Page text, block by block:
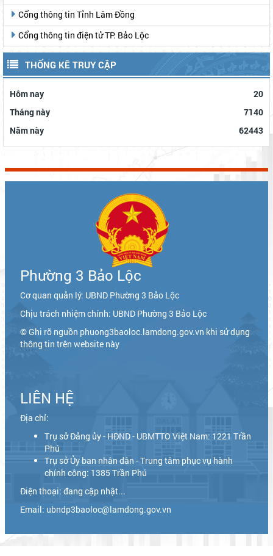
Cổng thông tin Tỉnh Lâm Đồng
Cổng thông tin điện tử TP. Bảo Lộc
THỐNG KÊ TRUY CẬP
Hôm nay
20
Tháng này
7140
Năm này
62443
Phường 3 Bảo Lộc
Cơ quan quản lý: UBND Phường 3 Bảo Lộc
Chịu trách nhiệm chính: UBND Phường 3 Bảo Lộc
© Ghi rõ nguồn phuong3baoloc.lamdong.gov.vn khi sử dụng
thông tin trên website này
LIÊN HỆ
Địa chỉ:
Trụ sở Đảng ủy - HĐND - UBMTTO Việt Nam: 1221 Trần
Phú
Trụ sở Ủy ban nhân dân - Trung tâm phục vụ hành
chính công: 1385 Trần Phú
Điện thoại: đang cập nhật...
Email: ubndp3baoloc@lamdong.gov.vn